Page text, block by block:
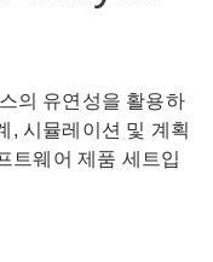
의 유연성을 활용하
, 시뮬레이션 및 계획
트웨어 제품 세트입